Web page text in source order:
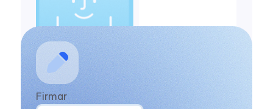
Desde el reconocimiento facial hasta la
Firmar